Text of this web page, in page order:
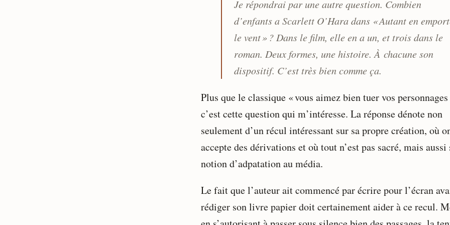
Je répondrai par une autre question. Combien
d’enfants a Scarlett O’Hara dans « Autant en
le vent » ? Dans le film, elle en a un, et trois dans le
roman. Deux formes, une histoire. À chacune son
dispositif. C’est très bien comme ça.
Plus que le classique « vous aimez bien tuer vos personnages
c’est cette question qui m’intéresse. La réponse dénote non
seulement d’un récul intéressant sur sa propre création, où
accepte des dérivations et où tout n’est pas sacré, mais
notion d’adpatation au média.
Le fait que l’auteur ait commencé par écrire pour l’écran
rédiger son livre papier doit certainement aider à ce recul.